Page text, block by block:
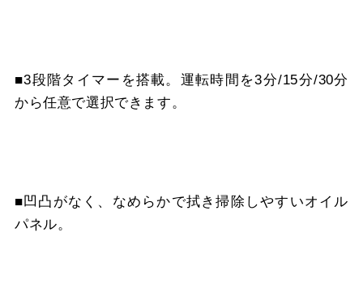
■3段階タイマーを搭載。運転時間を3分/15分/30分
から任意で選択できます。
■凹凸がなく、なめらかで拭き掃除しやすいオイル
パネル。